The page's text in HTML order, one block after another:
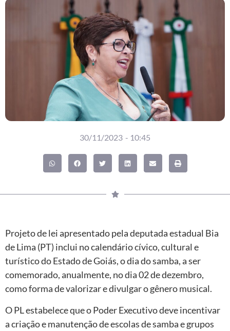
30/11/2023 - 10:45
Projeto de lei apresentado pela deputada estadual Bia
de Lima (PT) inclui no calendário cívico, cultural e
turístico do Estado de Goiás, o dia do samba, a ser
comemorado, anualmente, no dia 02 de dezembro,
como forma de valorizar e divulgar o gênero musical.
O PL estabelece que o Poder Executivo deve incentivar
a criação e manutenção de escolas de samba e grupos